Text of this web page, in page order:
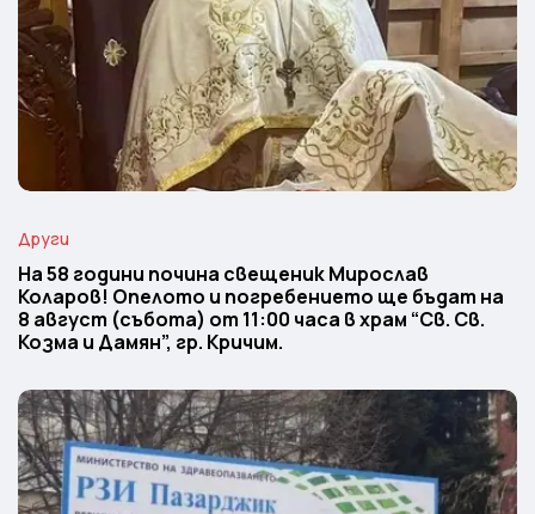
Други
На 58 години почина свещеник Мирослав
Коларов! Опелото и погребението ще бъдат на
8 август (събота) от 11:00 часа в храм “Св. Св.
Козма и Дамян”, гр. Кричим.